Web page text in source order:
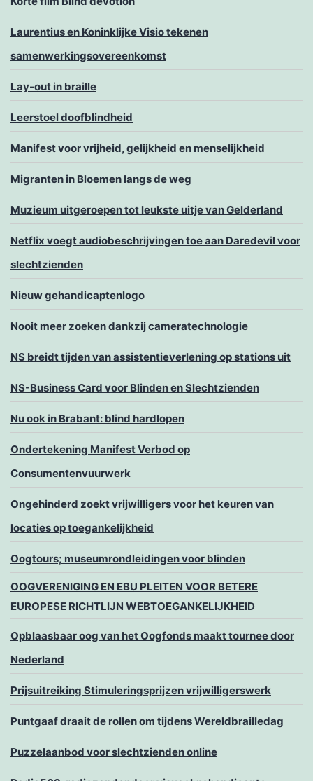
Laurentius en Koninklijke Visio tekenen
samenwerkingsovereenkomst
Lay-out in braille
Leerstoel doofblindheid
Manifest voor vrijheid, gelijkheid en menselijkheid
Migranten in Bloemen langs de weg
Muzieum uitgeroepen tot leukste uitje van Gelderland
Netflix voegt audiobeschrijvingen toe aan Daredevil voor
slechtzienden
Nieuw gehandicaptenlogo
Nooit meer zoeken dankzij cameratechnologie
NS breidt tijden van assistentieverlening op stations uit
NS-Business Card voor Blinden en Slechtzienden
Nu ook in Brabant: blind hardlopen
Ondertekening Manifest Verbod op
Consumentenvuurwerk
Ongehinderd zoekt vrijwilligers voor het keuren van
locaties op toegankelijkheid
Oogtours; museumrondleidingen voor blinden
OOGVERENIGING EN EBU PLEITEN VOOR BETERE
EUROPESE RICHTLIJN WEBTOEGANKELIJKHEID
Opblaasbaar oog van het Oogfonds maakt tournee door
Nederland
Prijsuitreiking Stimuleringsprijzen vrijwilligerswerk
Puntgaaf draait de rollen om tijdens Wereldbrailledag
Puzzelaanbod voor slechtzienden online